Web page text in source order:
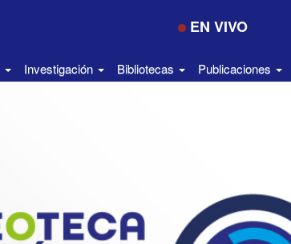
EN VIVO
Investigación Bibliotecas Publicaciones